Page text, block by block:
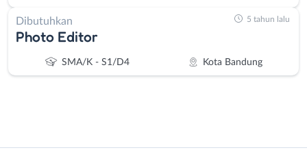
Dibutuhkan
Photo Editor
SMA/K - S1/D4 Kota Bandung
5 tahun lalu
Administrasi
Bandung